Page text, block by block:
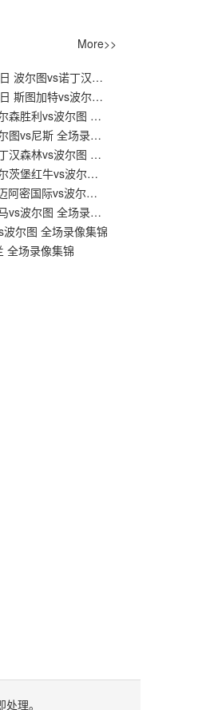
More>>
【欧联杯1/4决赛首回合】2026年04月10日 波尔图vs诺丁汉森林 全场录像在线回放
【欧联杯1/8决赛首回合】2026年03月13日 斯图加特vs波尔图 全场录像在线回放
【欧联杯联赛阶段】2026年01月23日 比尔森胜利vs波尔图 全场录像在线回放
【欧联杯联赛阶段】2025年11月28日 波尔图vs尼斯 全场录像在线回放
【欧联杯联赛阶段】2025年10月24日 诺丁汉森林vs波尔图 全场录像在线回放
【欧联杯联赛阶段】2025年09月26日 萨尔茨堡红牛vs波尔图 全场录像在线回放
2025年6月20日 世俱杯小组赛A组第2轮 迈阿密国际vs波尔图 全场录像回放
02月21日 欧联杯淘汰赛附加赛次回合 罗马vs波尔图 全场录像集锦
尔图 全场录像集锦
全场录像集锦
理。